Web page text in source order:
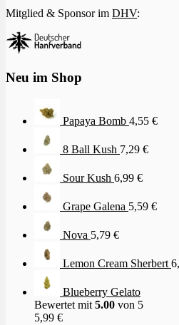
Mitglied & Sponsor im DHV:
Neu im Shop
Papaya Bomb 4,55 €
8 Ball Kush 7,29 €
Sour Kush 6,99 €
Grape Galena 5,59 €
Nova 5,79 €
Lemon Cream Sherbert
Blueberry Gelato
Bewertet mit 5.00 von 5
5,99 €